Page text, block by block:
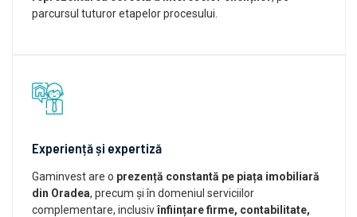
parcursul tuturor etapelor procesului.
Experiență și expertiză
Gaminvest are o prezență constantă pe piața imobiliară
din Oradea, precum și în domeniul serviciilor
complementare, inclusivînființare firme, contabilitate,